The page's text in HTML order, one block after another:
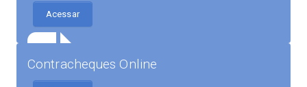
Acessar
Contracheques Online